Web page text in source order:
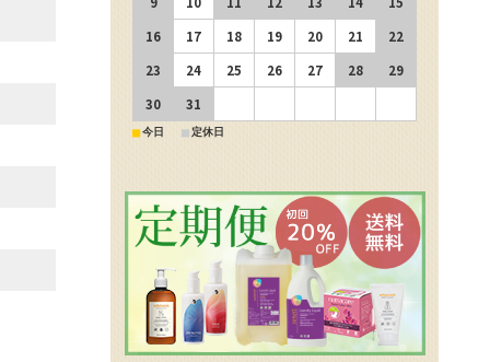
16
17 18 19 20 21
22
23
24 25 26 27 28
29
30
31
■今日 ■ 定休日